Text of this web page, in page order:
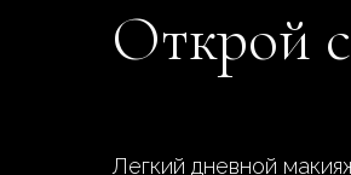
Открой
Легкий дневной